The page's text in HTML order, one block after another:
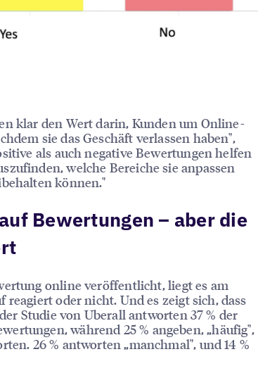
klar den Wert darin, Kunden um Online-
sie das Geschäft verlassen haben",
als auch negative Bewertungen helfen
welche Bereiche sie anpassen
können."
Bewertungen – aber die
online veröffentlicht, liegt es am
reagiert oder nicht. Und es zeigt sich, dass
Studie von Uberall antworten 37 % der
während 25 % angeben, „häufig",
26 % antworten „manchmal", und 14 %